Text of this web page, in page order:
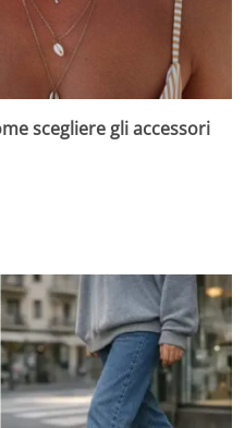
scegliere gli accessori